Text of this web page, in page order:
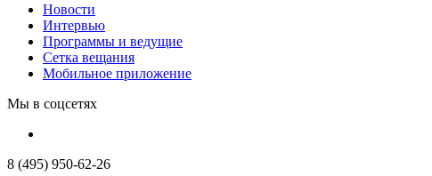
Новости
Интервью
Программы и ведущие
Сетка вещания
Мобильное приложение
Мы в соцсетях
8 (495) 950-62-26